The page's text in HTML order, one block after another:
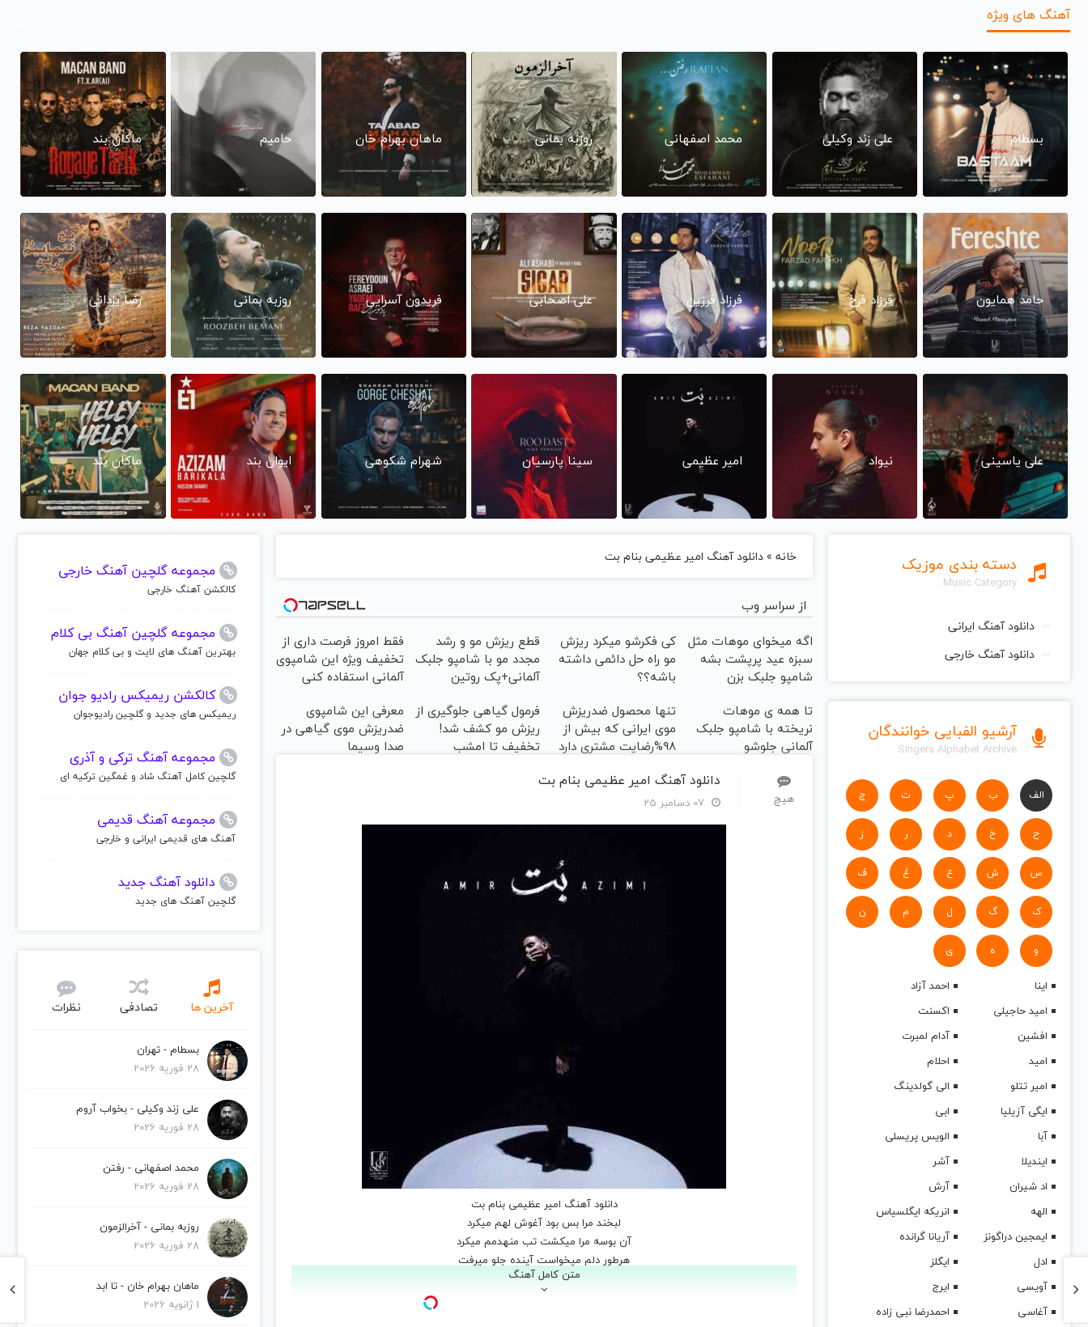
آهنگ های ویژه
بسطام علی زند وکیلی محمد اصفهانی روزبه بمانی ماهان بهرام خان حامیم ماکان بند
حامد همایون فرزاد فرخ فرزاد فرزین علی اصحابی فریدون آسرایی روزبه بمانی رضا یزدانی
علی یاسینی نیواد امیر عظیمی سینا پارسیان شهرام شکوهی ایوان بند ماکان بند
دسته بندی موزیک
Music Category
دانلود آهنگ ایرانی
دانلود آهنگ خارجی
آرشیو الفبایی خوانندگان
Singers Alphabet Archive
الف ب پ ت ج
ح خ د ر ز
س ش ع غ ف
ک گ ل م ن
و ه ی
اینا
احمد آزاد
امید حاجیلی
اکسنت
افشین
آدام لمبرت
امید
احلام
امیر تتلو
الی گولدینگ
ایگی آزیلیا
ابی
آبا
الویس پریسلی
ایندیلا
آشر
اد شیران
آرش
الهه
انریکه ایگلسیاس
ایمجین دراگونز
آریانا گرانده
ادل
ایگلز
آویسی
ایرج
آغاسی
احمدرضا نبی زاده
خانه »دانلود آهنگ امیر عظیمی بنام بت
از سراسر وب
اگه میخوای موهات مثل
سبزه عید پرپشت بشه
شامپو جلبک بزن
کی فکرشو میکرد ریزش
مو راه حل دائمی داشته
باشه؟؟
قطع ریزش مو و رشد
مجدد مو با شامپو جلبک
آلمانی+پک روتین
فقط امروز فرصت داری از
تخفیف ویژه این شامپوی
آلمانی استفاده کنی
تا همه ی موهات
نریخته با شامپو جلبک
آلمانی جلوشو
تنها محصول ضدریزش
موی ایرانی که بیش از
98%رضایت مشتری دارد
فرمول گیاهی جلوگیری از
ریزش مو کشف شد!
تخفیف تا امشب
معرفی این شامپوی
ضدریزش موی گیاهی در
صدا وسیما
هیچ
دانلود آهنگ امیر عظیمی بنام بت
دانلود آهنگ امیر عظیمی بنام بت
ﻟﺒﺨﻨﺪ ﻣﺮا ﺑﺲ ﺑﻮد آﻏﻮش ﻟﻬﻢ ﻣﻴﻜﺮد
آن ﺑﻮﺳﻪ ﻣﺮا ﻣﻴﻜﺸﺖ ﺗﺐ ﻣﻨﻬﺪﻣﻢ ﻣﻴﻜﺮد
ﻫﺮﻃﻮر دﻟﻢ ﻣﻴﺨﻮاﺳﺖ آﻳﻨﺪه ﺟﻠﻮ ﻣﻴﺮﻓﺖ
ﻫﺮ ﺷﻌﺒﺪه ای دﺳﺘﺶ رو ﻣﻴﺸﺪو ﻟﻮ ﻣﻴﺮﻓﺖ
از ﺑﺮف ﮔﺮﻳﺰاﻧﻢ ﺗﻦ ﺳﻮﺧﺘﻪ در آﺗﺶ
متن کامل آهنگ
مجموعه گلچین آهنگ خارجی
کالکشن آهنگ خارجی
مجموعه گلچین آهنگ بی کلام
بهترین آهنگ های لایت و بی کلام جهان
کالکشن ریمیکس رادیو جوان
ریمیکس های جدید و گلچین رادیوجوان
مجموعه آهنگ ترکی و آذری
گلچین کامل آهنگ شاد و غمگین ترکیه ای
مجموعه آهنگ قدیمی
آهنگ های قدیمی ایرانی و خارجی
دانلود آهنگ جدید
گلچین آهنگ های جدید
آخرین ها تصادفی نظرات
بسطام - تهران
28 فوریه 2026
علی زند وکیلی - بخواب آروم
28 فوریه 2026
محمد اصفهانی - رفتن
28 فوریه 2026
روزبه بمانی - آخرالزمون
28 فوریه 2026
ماهان بهرام خان - تا ابد
1 ژانویه 2026